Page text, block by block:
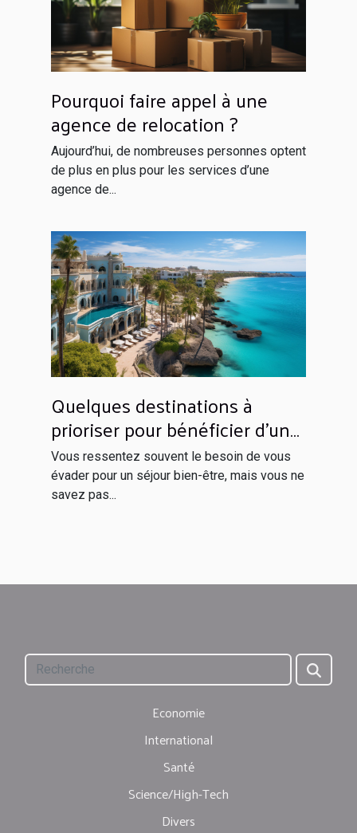
Pourquoi faire appel à une
agence de relocation ?
Aujourd’hui, de nombreuses personnes optent
de plus en plus pour les services d’une
agence de...
Quelques destinations à
prioriser pour bénéficier d’un
séjour inoubliable
Vous ressentez souvent le besoin de vous
évader pour un séjour bien-être, mais vous ne
savez pas...
Economie
International
Santé
Science/High-Tech
Divers